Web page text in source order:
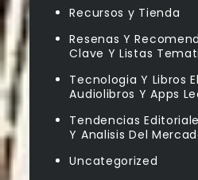
Recursos y Tienda
Resenas Y
Clave Y Listas
Tecnologia Y Libros
Audiolibros Y Apps
Tendencias
Y Analisis Del
Uncategorized